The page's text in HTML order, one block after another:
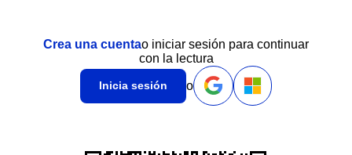
Crea una cuentao iniciar sesión para continuar
con la lectura
Inicia sesión o